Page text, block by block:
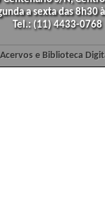
a sexta das
Tel.: (11) 4433-
e Biblioteca